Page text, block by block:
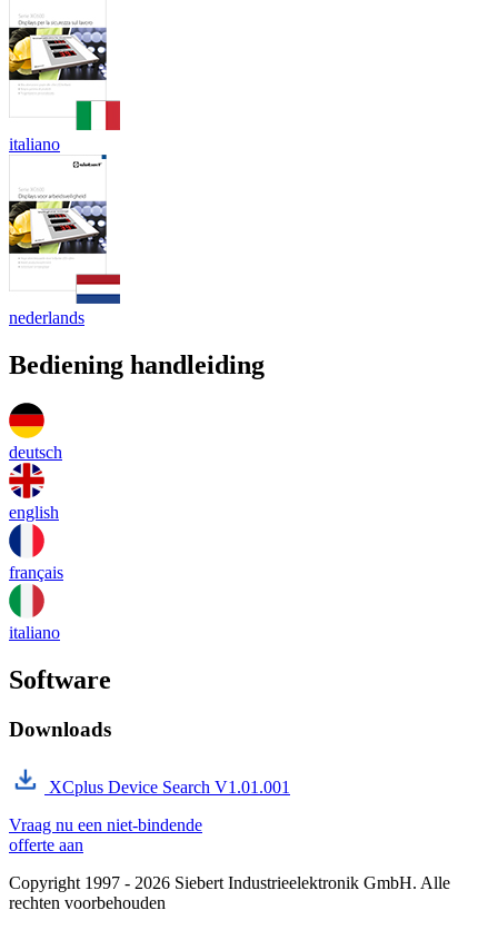
italiano
nederlands
Bediening handleiding
deutsch
english
français
italiano
Software
Downloads
XCplus Device Search V1.01.001
Vraag nu een niet-bindende
offerte aan
Copyright 1997 - 2026 Siebert Industrieelektronik GmbH. Alle
rechten voorbehouden